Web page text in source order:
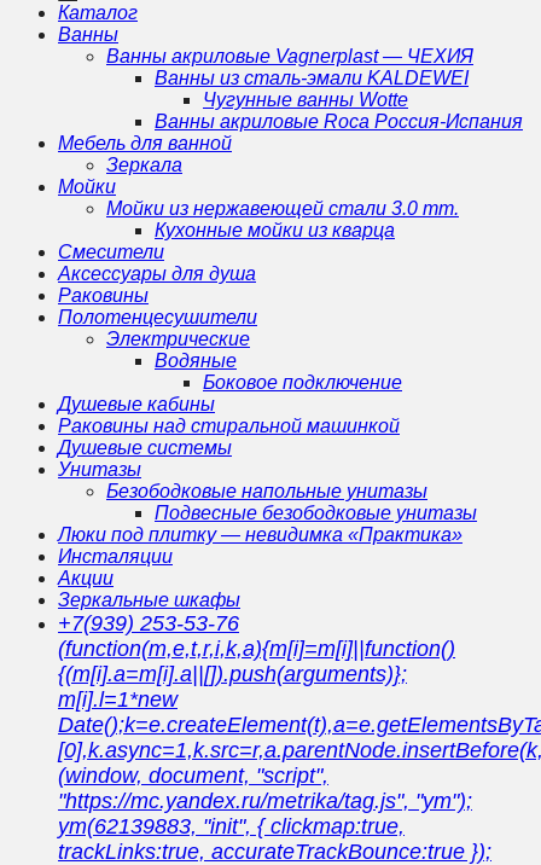
Каталог
Ванны
Ванны акриловые Vagnerplast — ЧЕХИЯ
Ванны из сталь-эмали KALDEWEI
Чугунные ванны Wotte
Ванны акриловые Roca Россия-Испания
Мебель для ванной
Зеркала
Мойки
Мойки из нержавеющей стали 3.0 mm.
Кухонные мойки из кварца
Смесители
Аксессуары для душа
Раковины
Полотенцесушители
Электрические
Водяные
Боковое подключение
Душевые кабины
Раковины над стиральной машинкой
Душевые системы
Унитазы
Безободковые напольные унитазы
Подвесные безободковые унитазы
Люки под плитку — невидимка «Практика»
Инсталяции
Акции
Зеркальные шкафы
+7(939) 253-53-76
(function(m,e,t,r,i,k,a){m[i]=m[i]||function()
{(m[i].a=m[i].a||[]).push(arguments)};
m[i].l=1*new
(window, document, "script",
"https://mc.yandex.ru/metrika/tag.js", "ym");
ym(62139883, "init", { clickmap:true,
trackLinks:true, accurateTrackBounce:true });